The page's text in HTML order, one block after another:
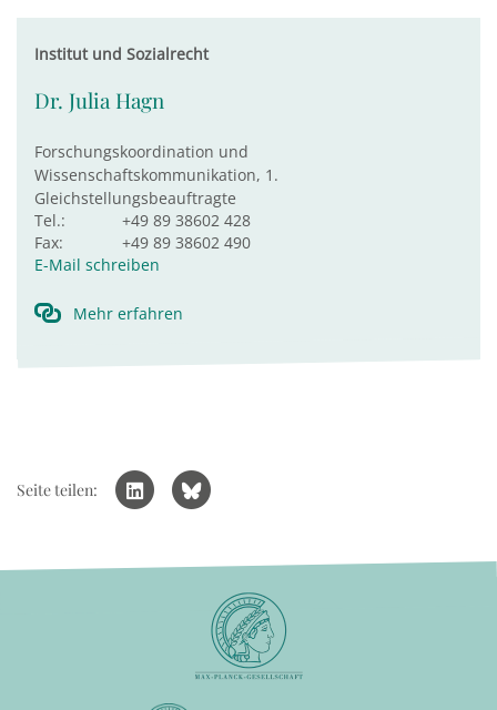
Institut und Sozialrecht
Dr. Julia Hagn
Forschungskoordination und
Wissenschaftskommunikation, 1.
Gleichstellungsbeauftragte
Tel.:
+49 89 38602 428
Fax:
+49 89 38602 490
E-Mail schreiben
Mehr erfahren
Seite teilen: